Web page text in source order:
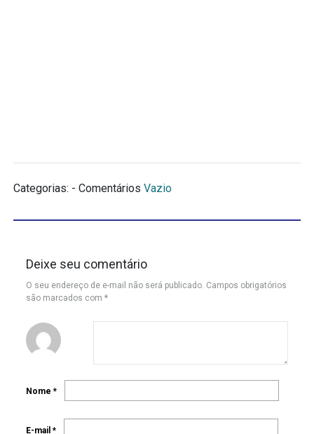
Categorias: - Comentários Vazio
Deixe seu comentário
O seu endereço de e-mail não será publicado. Campos obrigatórios
são marcados com*
Nome*
E-mail*